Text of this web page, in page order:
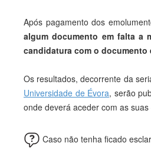
Após pagamento dos
algum documento em falta a
candidatura com o documento
Os resultados, decorrente da
Universidade de Évora, serão
onde deverá aceder com as
Caso não tenha ficado